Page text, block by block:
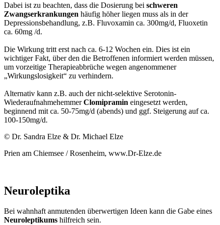
Dabei ist zu beachten, dass die Dosierung bei schweren
Zwangserkrankungen häufig höher liegen muss als in der
Depressionsbehandlung, z.B. Fluvoxamin ca. 300mg/d, Fluoxetin
ca. 60mg /d.
Die Wirkung tritt erst nach ca. 6-12 Wochen ein. Dies ist ein
wichtiger Fakt, über den die Betroffenen informiert werden müssen,
um vorzeitige Therapieabbrüche wegen angenommener
„Wirkungslosigkeit“ zu verhindern.
Alternativ kann z.B. auch der nicht-selektive Serotonin-
WiederaufnahmehemmerClomipramin eingesetzt werden,
beginnend mit ca. 50-75mg/d (abends) und ggf. Steigerung auf ca.
100-150mg/d.
© Dr. Sandra Elze & Dr. Michael Elze
Prien am Chiemsee / Rosenheim, www.Dr-Elze.de
Neuroleptika
Bei wahnhaft anmutenden überwertigen Ideen kann die Gabe eines
Neuroleptikums hilfreich sein.